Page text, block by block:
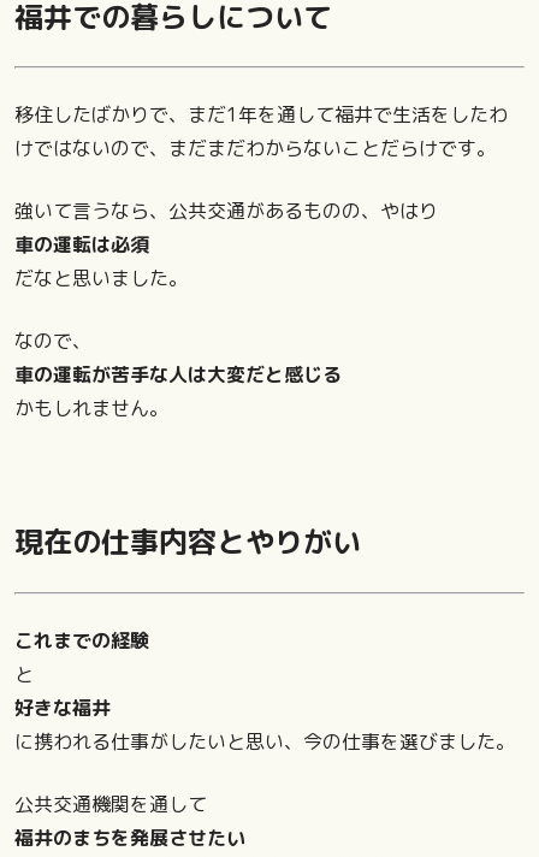
福井での暮らしについて
移住したばかりで、まだ1年を通して福井で生活をしたわ
けではないので、まだまだわからないことだらけです。
強いて言うなら、公共交通があるものの、やはり
車の運転は必須
だなと思いました。
なので、
車の運転が苦手な人は大変だと感じる
かもしれません。
現在の仕事内容とやりがい
これまでの経験
と
好きな福井
に携われる仕事がしたいと思い、今の仕事を選びました。
公共交通機関を通して
福井のまちを発展させたい